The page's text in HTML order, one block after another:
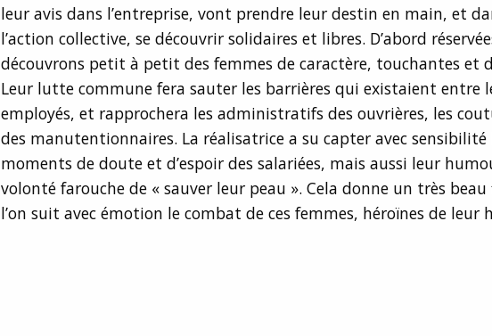
leur avis dans l’entreprise, vont prendre leur destin en main, et
l’action collective, se découvrir solidaires et libres. D’abord
découvrons petit à petit des femmes de caractère, touchantes et
Leur lutte commune fera sauter les barrières qui existaient entre
employés, et rapprochera les administratifs des ouvrières, les
des manutentionnaires. La réalisatrice a su capter avec sensibilité
moments de doute et d’espoir des salariées, mais aussi leur
volonté farouche de « sauver leur peau ». Cela donne un très
l’on suit avec émotion le combat de ces femmes, héroïnes de leur